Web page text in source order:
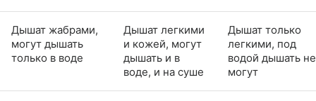
Дышат жабрами,
могут дышать
только в воде
Дышат легкими
и кожей, могут
дышать и в
воде, и на суше
Дышат только
легкими, под
водой дышать не
могут